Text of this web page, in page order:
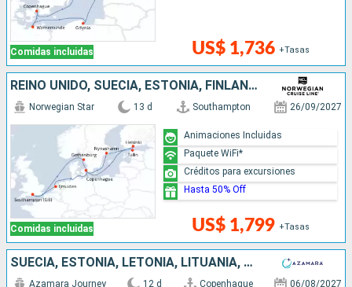
Comidas incluidas US$ 1,736 +Tasas
REINO UNIDO, SUECIA, ESTONIA, FINLANDIA, DINAMARCA, PAISES BAJOS
Comidas incluidas
Norwegian Star 13 d Southampton 26/09/2027
US$ 1,799 +Tasas
Animaciones Incluidas
Paquete WiFi*
Créditos para excursiones
Hasta 50% Off
SUECIA, ESTONIA, LETONIA, LITUANIA, POLONIA, DINAMARCA
Azamara Journey 12 d Copenhague 06/08/2027